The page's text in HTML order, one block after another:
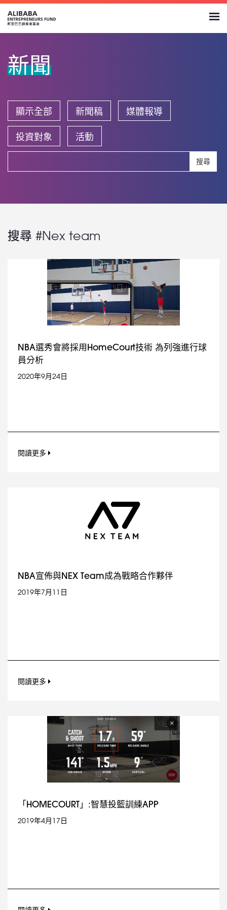
新聞
顯示全部 新聞稿 媒體報導
投資對象 活動
搜尋
搜尋 #Nex team
NBA選秀會將採用HomeCourt技術 為列強進行球
員分析
2020年9月24日
閱讀更多
NBA宣佈與NEX Team成為戰略合作夥伴
2019年7月11日
閱讀更多
「HOMECOURT」:智慧投籃訓練APP
2019年4月17日